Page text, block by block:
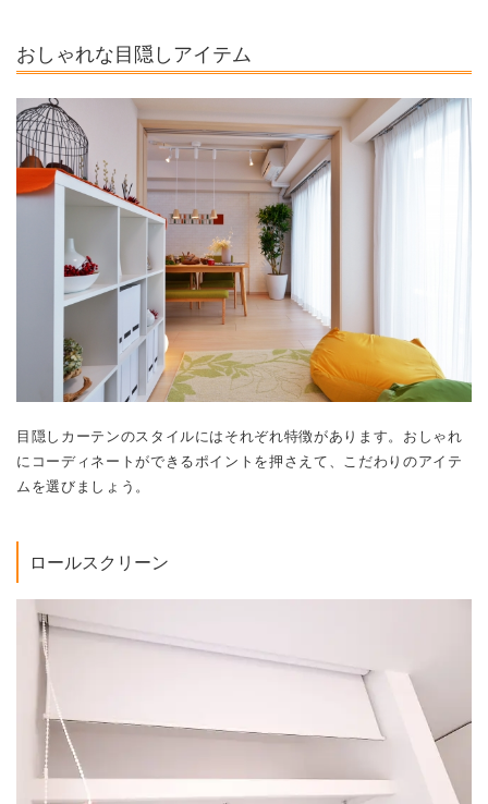
おしゃれな目隠しアイテム
目隠しカーテンのスタイルにはそれぞれ特徴があります。おしゃれ
にコーディネートができるポイントを押さえて、こだわりのアイテ
ムを選びましょう。
ロールスクリーン